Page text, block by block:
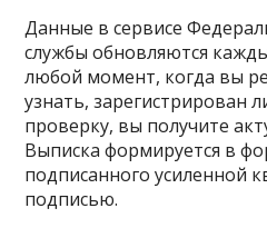
Данные в сервисе
службы обновляются
любой момент, когда вы
узнать, зарегистрирован
проверку, вы получите
Выписка формируется в
подписанного усиленной
подписью.